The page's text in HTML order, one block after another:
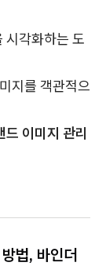
시각화하는 도
지를 객관적으
드 이미지 관리
법, 바인더